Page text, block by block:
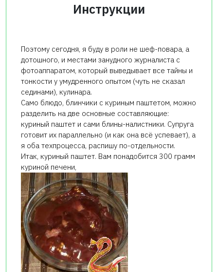
Инструкции
Поэтому сегодня, я буду в роли не шеф-повара, а
дотошного, и местами занудного журналиста с
фотоаппаратом, который выведывает все тайны и
тонкости у умудренного опытом (чуть не сказал
сединами), кулинара.
Само блюдо, блинчики с куриным паштетом, можно
разделить на две основные составляющие:
куриный паштет и сами блины-налистники. Супруга
готовит их параллельно (и как она всё успевает), а
я оба техпроцесса, распишу по-отдельности.
Итак, куриный паштет. Вам понадобится 300 грамм
куриной печени,